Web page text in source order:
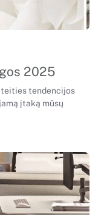
2025
tendencijos
įtaką mūsų